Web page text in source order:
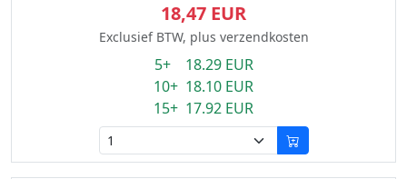
18,47 EUR
Exclusief BTW, plus verzendkosten
5+ 18.29 EUR
10+ 18.10 EUR
15+ 17.92 EUR